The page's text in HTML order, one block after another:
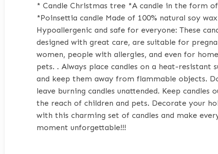
* Candle Christmas tree *A candle in the form
*Poinsettia candle Made of 100% natural soy wax
Hypoallergenic and safe for everyone: These
designed with great care, are suitable for
women, people with allergies, and even for
pets. . Always place candles on a heat-resistant
and keep them away from flammable objects.
leave burning candles unattended. Keep candles
the reach of children and pets. Decorate your
with this charming set of candles and make
moment unforgettable!!!